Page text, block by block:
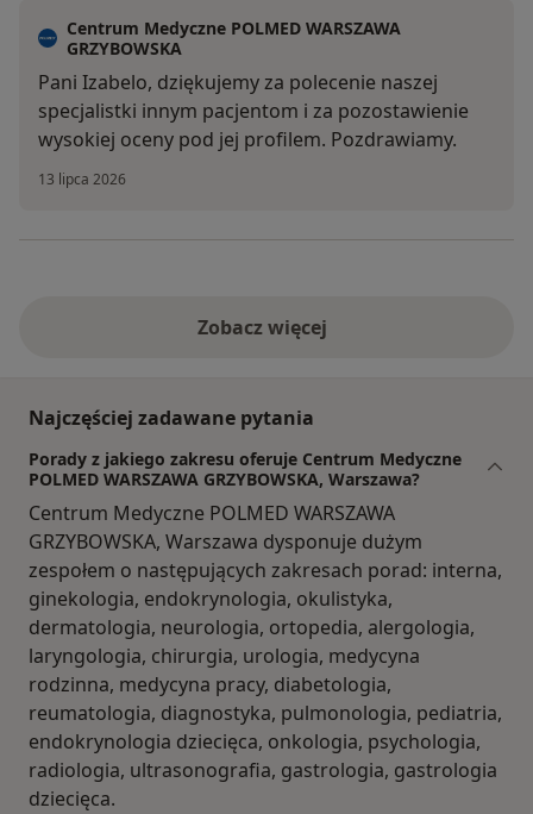
Centrum Medyczne POLMED WARSZAWA
GRZYBOWSKA
Pani Izabelo, dziękujemy za polecenie naszej
specjalistki innym pacjentom i za pozostawienie
wysokiej oceny pod jej profilem. Pozdrawiamy.
13 lipca 2026
Zobacz więcej
Najczęściej zadawane pytania
Porady z jakiego zakresu oferuje Centrum Medyczne
POLMED WARSZAWA GRZYBOWSKA, Warszawa?
Centrum Medyczne POLMED WARSZAWA
GRZYBOWSKA, Warszawa dysponuje dużym
zespołem o następujących zakresach porad: interna,
ginekologia, endokrynologia, okulistyka,
dermatologia, neurologia, ortopedia, alergologia,
laryngologia, chirurgia, urologia, medycyna
rodzinna, medycyna pracy, diabetologia,
reumatologia, diagnostyka, pulmonologia, pediatria,
endokrynologia dziecięca, onkologia, psychologia,
radiologia, ultrasonografia, gastrologia, gastrologia
dziecięca.